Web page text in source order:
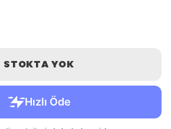
STOKTA YOK